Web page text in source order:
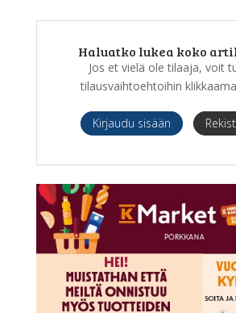
Haluatko lukea koko
Jos et vielä ole tilaaja, voit
tilausvaihtoehtoihin
Kirjaudu sisään